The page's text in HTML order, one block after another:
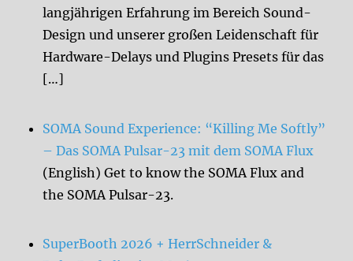
langjährigen Erfahrung im Bereich Sound-
Design und unserer großen Leidenschaft für
Hardware-Delays und Plugins Presets für das
[…]
SOMA Sound Experience: “Killing Me Softly”
– Das SOMA Pulsar-23 mit dem SOMA Flux
(English) Get to know the SOMA Flux and
the SOMA Pulsar-23.
SuperBooth 2026 + HerrSchneider &